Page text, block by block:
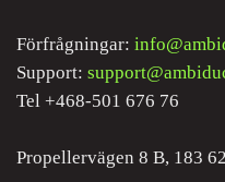
Förfrågningar:
Support:
Tel +468-501 676 76
Propellervägen 8 B, 183